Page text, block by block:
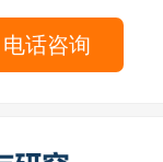
电话咨询